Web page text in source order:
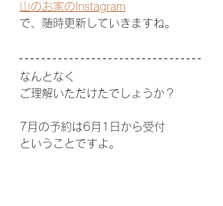
山のお家のInstagram
で、随時更新していきますね。
なんとなく
ご理解いただけたでしょうか？
7月の予約は6月1日から受付
ということですよ。